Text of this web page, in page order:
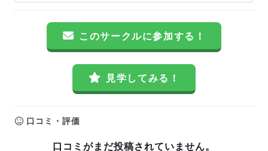
このサークルに参加する！
見学してみる！
口コミ・評価
口コミがまだ投稿されていません。